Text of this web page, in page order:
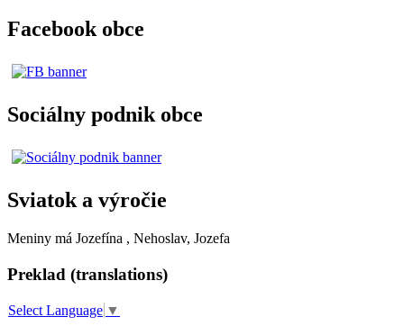
Facebook obce
Sociálny podnik obce
Sviatok a výročie
Meniny má Jozefína , Nehoslav, Jozefa
Preklad (translations)
Select Language ▼